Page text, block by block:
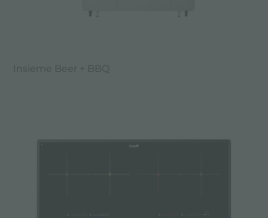
Insieme Beer + BBQ